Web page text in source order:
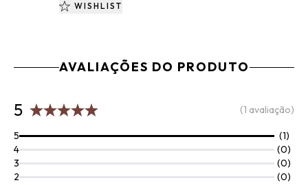
WISHLIST
AVALIAÇÕES DO PRODUTO
5 (1 avaliação)
5
(1)
4
(0)
3
(0)
2
(0)